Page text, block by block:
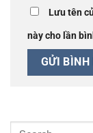
Lưu tên
này cho lần